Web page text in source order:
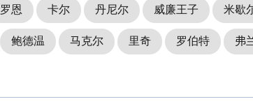
罗恩 卡尔 丹尼尔 威廉王子 米歇
鲍德温 马克尔 里奇 罗伯特 弗